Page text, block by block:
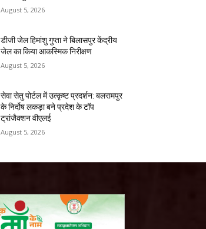
August 5, 2026
डीजी जेल हिमांशु गुप्ता ने बिलासपुर केंद्रीय
जेल का किया आकस्मिक निरीक्षण
August 5, 2026
सेवा सेतु पोर्टल में उत्कृष्ट प्रदर्शन: बलरामपुर
के निर्दोष लकड़ा बने प्रदेश के टॉप
ट्रांजैक्शन वीएलई
August 5, 2026